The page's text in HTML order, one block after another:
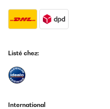
Listé chez:
International